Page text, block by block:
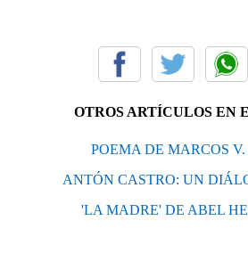
OTROS ARTÍCULOS EN
POEMA DE MARCOS
ANTÓN CASTRO: UN
'LA MADRE' DE ABEL